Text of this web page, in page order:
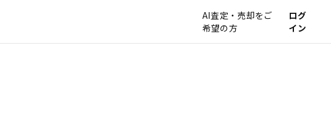
AI査定・売却をご
希望の方
ログ
イン